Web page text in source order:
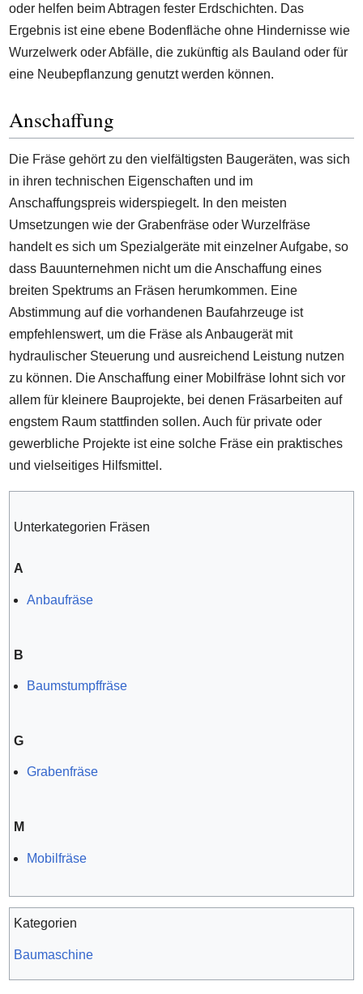
oder helfen beim Abtragen fester Erdschichten. Das
Ergebnis ist eine ebene Bodenfläche ohne Hindernisse wie
Wurzelwerk oder Abfälle, die zukünftig als Bauland oder für
eine Neubepflanzung genutzt werden können.
Anschaffung
Die Fräse gehört zu den vielfältigsten Baugeräten, was sich
in ihren technischen Eigenschaften und im
Anschaffungspreis widerspiegelt. In den meisten
Umsetzungen wie der Grabenfräse oder Wurzelfräse
handelt es sich um Spezialgeräte mit einzelner Aufgabe, so
dass Bauunternehmen nicht um die Anschaffung eines
breiten Spektrums an Fräsen herumkommen. Eine
Abstimmung auf die vorhandenen Baufahrzeuge ist
empfehlenswert, um die Fräse als Anbaugerät mit
hydraulischer Steuerung und ausreichend Leistung nutzen
zu können. Die Anschaffung einer Mobilfräse lohnt sich vor
allem für kleinere Bauprojekte, bei denen Fräsarbeiten auf
engstem Raum stattfinden sollen. Auch für private oder
gewerbliche Projekte ist eine solche Fräse ein praktisches
und vielseitiges Hilfsmittel.
Unterkategorien Fräsen
A
Anbaufräse
B
Baumstumpffräse
G
Grabenfräse
M
Mobilfräse
Kategorien
Baumaschine